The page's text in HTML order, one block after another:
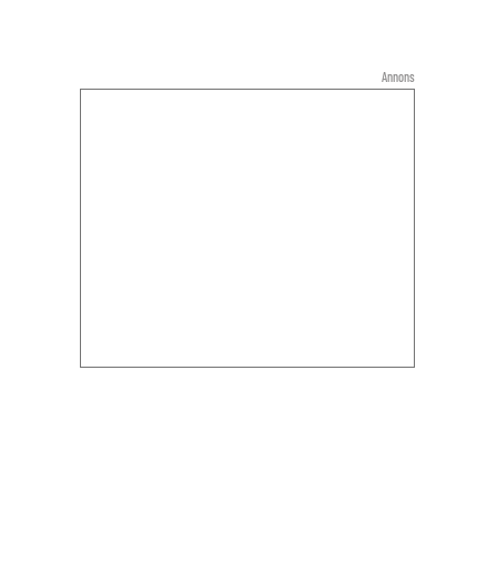
Annons